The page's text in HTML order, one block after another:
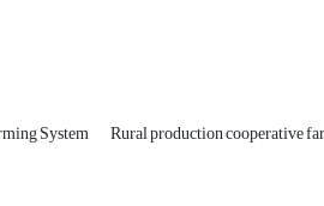
System Rural production cooperative